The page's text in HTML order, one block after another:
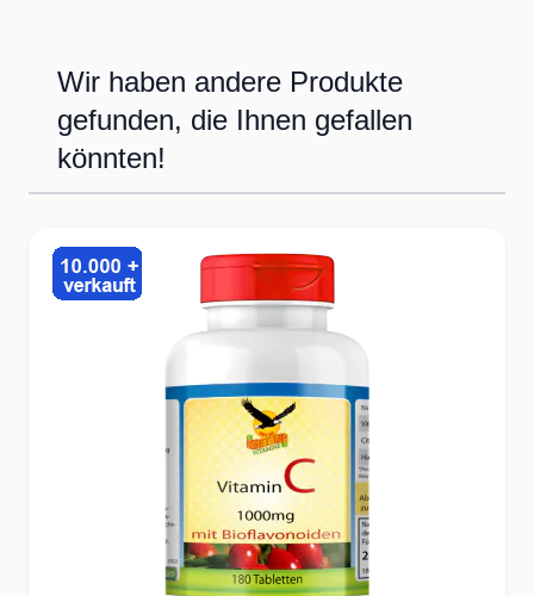
Wir haben andere Produkte
gefunden, die Ihnen gefallen
könnten!